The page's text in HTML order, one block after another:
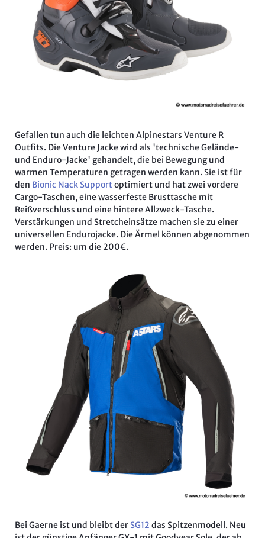
Gefallen tun auch die leichten Alpinestars Venture R
Outfits. Die Venture Jacke wird als 'technische Gelände-
und Enduro-Jacke' gehandelt, die bei Bewegung und
warmen Temperaturen getragen werden kann. Sie ist für
den Bionic Nack Supportoptimiert und hat zwei vordere
Cargo-Taschen, eine wasserfeste Brusttasche mit
Reißverschluss und eine hintere Allzweck-Tasche.
Verstärkungen und Stretcheinsätze machen sie zu einer
universellen Endurojacke. Die Ärmel können abgenommen
werden. Preis: um die 200€.
Bei Gaerne ist und bleibt der SG12 das Spitzenmodell. Neu